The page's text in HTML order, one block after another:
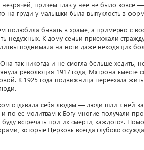
причем глаз у нее не было вовсе —
на груди у малышки была выпуклость в
полюбила бывать в храме, а примерно с
недужных. К дому семьи приехжали
поднимала на ноги даже неходящих
так никогда и не смогла больше ходить,
революция 1917 года, Матрона вместе
К 1925 года подвижница переехала
отдавала себя людям — люди шли к ней
и по ее молитвам к Богу многие получали
встречать при их смерти, каждого».
которые Церковь всегда глубоко